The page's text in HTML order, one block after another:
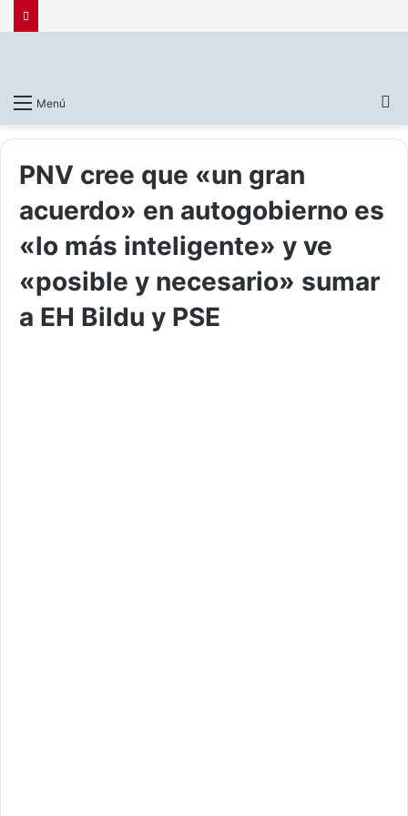
Menú
PNV cree que «un gran
acuerdo» en autogobierno es
«lo más inteligente» y ve
«posible y necesario» sumar
a EH Bildu y PSE